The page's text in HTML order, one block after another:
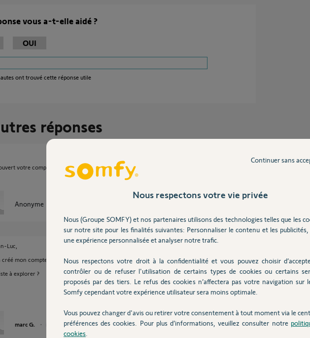
vous a-t-elle aidé ?
OUI
ont trouvé cette réponse utile
réponses
votre compte Somfy?
Anonyme
Luc,
mon compte auprès de somfy.
à explorer ?
marc G. il y a presque 10 ans
Nous respectons votre vie privée
Nous (Groupe SOMFY) et nos partenaires utilisons des technologies telles que les
sur notre site pour les finalités suivantes: Personnaliser le contenu et les
une expérience personnalisée et analyser notre trafic.
Nous respectons votre droit à la confidentialité et vous pouvez choisir
contrôler ou de refuser l'utilisation de certains types de cookies ou certains
proposés par des tiers. Le refus des cookies n’affectera pas votre navigation sur
Somfy cependant votre expérience utilisateur sera moins optimale.
Vous pouvez changer d'avis ou retirer votre consentement à tout moment via le
préférences des cookies. Pour plus d’informations, veuillez consulter notre
cookies
Continuer sans